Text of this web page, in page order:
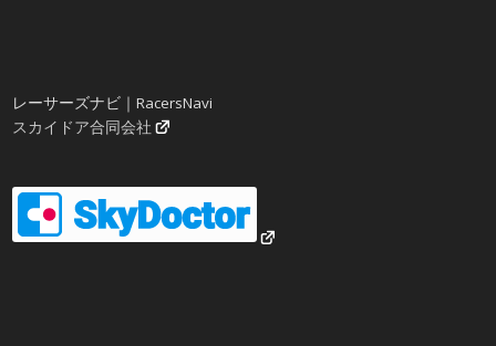
レーサーズナビ｜RacersNavi
スカイドア合同会社